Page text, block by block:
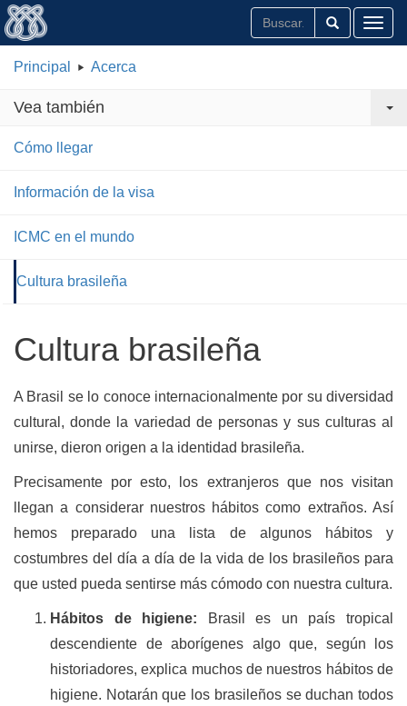
Principal Acerca
Vea también
Cómo llegar
Información de la visa
ICMC en el mundo
Cultura brasileña
Cultura brasileña
A Brasil se lo conoce internacionalmente por su diversidad
cultural, donde la variedad de personas y sus culturas al
unirse, dieron origen a la identidad brasileña.
Precisamente por esto, los extranjeros que nos visitan
llegan a considerar nuestros hábitos como extraños. Así
hemos preparado una lista de algunos hábitos y
costumbres del día a día de la vida de los brasileños para
que usted pueda sentirse más cómodo con nuestra cultura.
Hábitos de higiene: Brasil es un país tropical
descendiente de aborígenes algo que, según los
historiadores, explica muchos de nuestros hábitos de
higiene. Notarán que los brasileños se duchan todos